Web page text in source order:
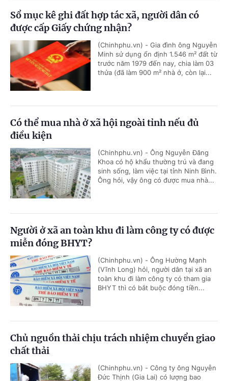
Sổ mục kê ghi đất hợp tác xã, người dân có
được cấp Giấy chứng nhận?
(Chinhphu.vn) - Gia đình ông Nguyễn
Minh sử dụng ổn định 1.546 m² đất từ
trước năm 1979 đến nay, chia làm 03
thửa (đã làm 900 m² nhà ở, còn lại...
Có thể mua nhà ở xã hội ngoài tỉnh nếu đủ
điều kiện
(Chinhphu.vn) - Ông Nguyễn Đăng
Khoa có hộ khẩu thường trú và đang
sinh sống, làm việc tại tỉnh Ninh Bình.
Ông hỏi, vậy ông có được mua nhà...
Người ở xã an toàn khu đi làm công ty có được
miễn đóng BHYT?
(Chinhphu.vn) - Ông Hường Mạnh
(Vĩnh Long) hỏi, người dân tại xã an
toàn khu đi làm công ty có tham gia
BHYT thì có bắt buộc đóng tiền...
Chủ nguồn thải chịu trách nhiệm chuyển giao
chất thải
(Chinhphu.vn) - Công ty ông Nguyễn
Đức Thịnh (Gia Lai) có lượng bao